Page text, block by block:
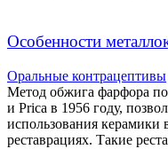
Особенности
Оральные контрацептивы
Метод обжига фарфора
и Prica в 1956 году,
использования керамики
реставрациях. Такие